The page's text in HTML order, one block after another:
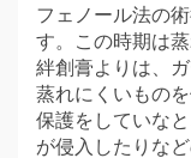
フェノール法の
す。この時期は
絆創膏よりは、
蒸れにくいもの
保護をしていな
が侵入したりな